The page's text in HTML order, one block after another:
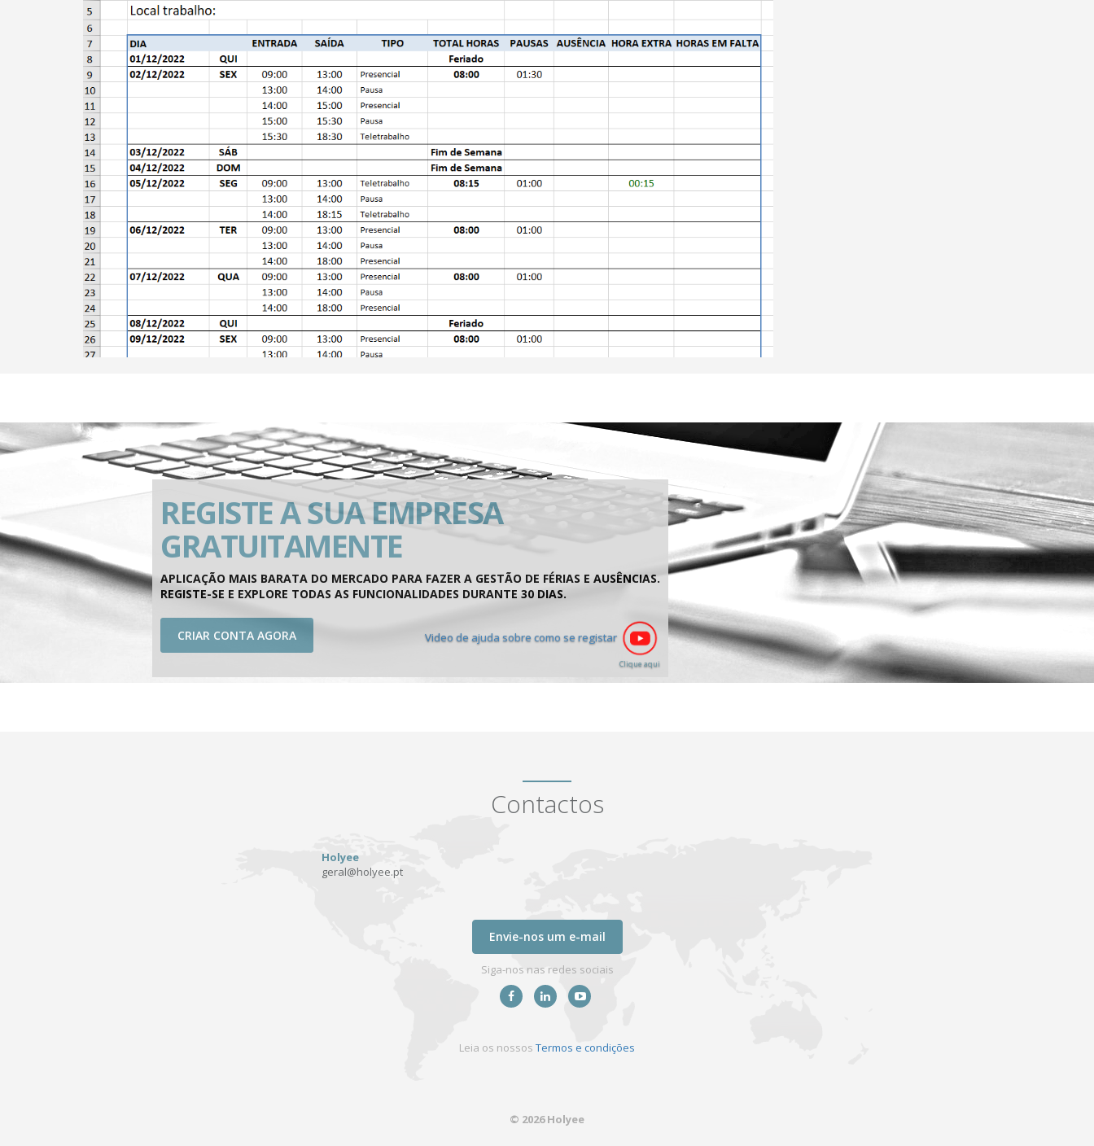
REGISTE A SUA EMPRESA
GRATUITAMENTE
APLICAÇÃO MAIS BARATA DO MERCADO PARA FAZER A GESTÃO DE FÉRIAS E AUSÊNCIAS.
REGISTE-SE E EXPLORE TODAS AS FUNCIONALIDADES DURANTE 30 DIAS.
CRIAR CONTA AGORA Video de ajuda sobre como se registar
Clique aqui
Contactos
Holyee
geral@holyee.pt
Envie-nos um e-mail
Siga-nos nas redes sociais
Leia os nossos Termos e condições
© 2026 Holyee